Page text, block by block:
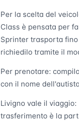
Per la scelta del
Class è pensata per
Sprinter trasporta
richiedilo tramite il
Per prenotare:
con il nome
Livigno vale il
trasferimento è la